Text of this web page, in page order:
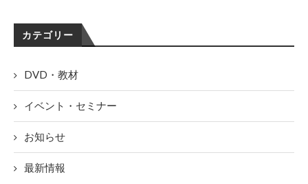
カテゴリー
DVD・教材
イベント・セミナー
お知らせ
最新情報